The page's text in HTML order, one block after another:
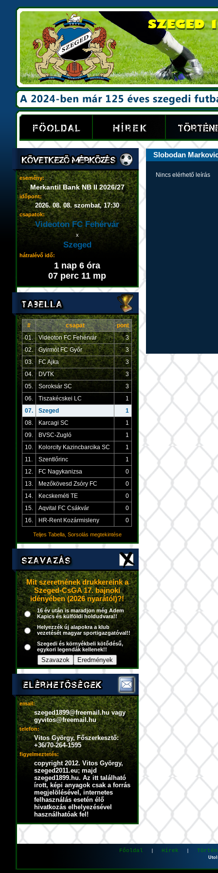
esemény:
Merkantil Bank NB II 2026/27
időpont:
2026. 08. 08. szombat, 17:30
csapatok:
Videoton FC Fehérvár
x
Szeged
hátralévő idő:
1 nap 6 óra
07 perc 11 mp
# csapat
pont
01.
Videoton FC Fehérvár
3
02.
Gyirmót FC Győr
3
03.
FC Ajka
3
04.
DVTK
3
05.
Soroksár SC
3
06.
Tiszakécskei LC
1
07.
Szeged
1
08.
Karcagi SC
1
09.
BVSC-Zugló
1
10.
Kolorcity Kazincbarcika SC
1
11.
Szentlőrinc
1
12.
FC Nagykanizsa
0
13.
Mezőkövesd Zsóry FC
0
14.
Kecskeméti TE
0
15.
Aqvital FC Csákvár
0
16.
HR-Rent Kozármisleny 0
Teljes Tabella, Sorsolás megtekintése
Mit szeretnének drukkereink a
Szeged-CsGA 17. bajnoki
idényében (2026 nyarától)?!
16 év után is maradjon még Adem
Kapics és külföldi holdudvara!!
Helyezzék új alapokra a klub
vezetését magyar sportigazgatóval!!
Szegedi és környékbeli kötődésű,
egykori legendák kellenek!!
email:
szeged1899@freemail.hu vagy
gyvitos@freemail.hu
telefon:
Vitos György, Főszerkesztő:
+36/70-264-1595
figyelmeztetés:
copyright 2012. Vitos György,
szeged2011.eu; majd
szeged1899.hu. Az itt található
írott, képi anyagok csak a forrás
megjelölésével, internetes
felhasználás esetén élő
hivatkozás elhelyezésével
használhatóak fel!
Slobodan
Nincs elérhető leírás
Főoldal Hírek